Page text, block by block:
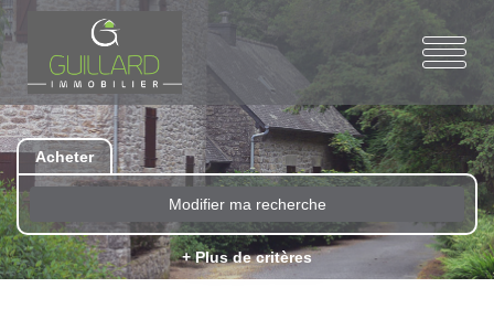
Acheter
Modifier ma recherche
+ Plus de critères